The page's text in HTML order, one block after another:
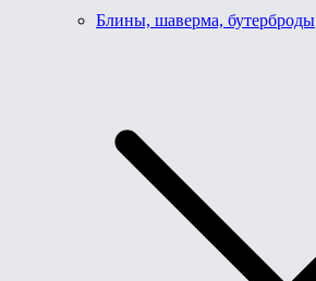
Блины, шаверма, бутерброды